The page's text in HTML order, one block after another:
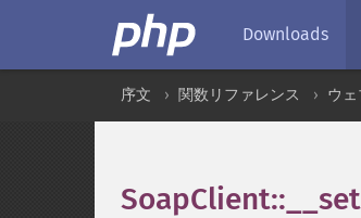
Downloads
序文 関数リファレンス ウ